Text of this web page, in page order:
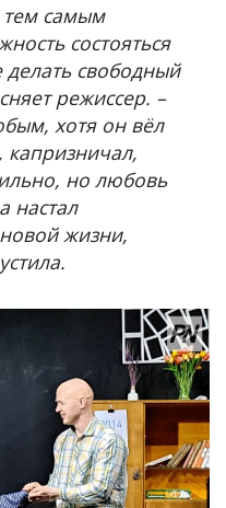
тем самым
состояться
свободный
режиссер. –
хотя он вёл
но любовь
настал
жизни,